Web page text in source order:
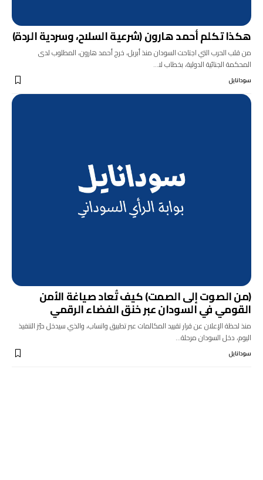
هكذا تكلم أحمد هارون (شرعية السلاح، وسردية الردة)
من قلب الحرب التي اجتاحت السودان منذ أبريل، خرج أحمد هارون، المطلوب لدى
المحكمة الجنائية الدولية، بخطاب لا…
سودانايل
(من الصوت إلى الصمت) كيف تُعاد صياغة الأمن
القومي في السودان عبر خنق الفضاء الرقمي
منذ لحظة الإعلان عن قرار تقييد المكالمات عبر تطبيق واتساب، والذي سيدخل حيّز التنفيذ
اليوم، دخل السودان مرحلة…
سودانايل